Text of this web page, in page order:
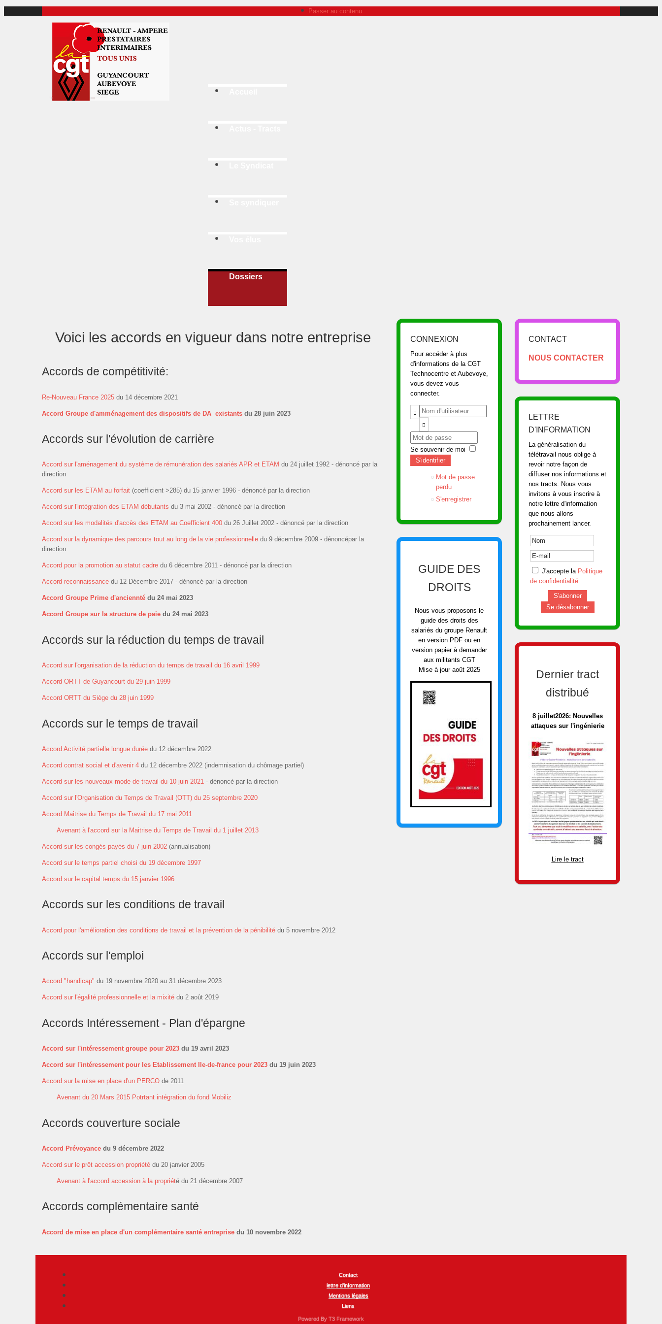
Dossiers
Passer au contenu
Voici les accords en vigueur dans notre entreprise
Accords de compétitivité:
Re-Nouveau France 2025 du 14 décembre 2021
Accord Groupe d'amménagement des dispositifs de DA existants du 28 juin 2023
Accords sur l'évolution de carrière
Accord sur l'aménagement du système de rémunération des salariés APR et ETAM du 24 juillet 1992 - dénoncé par la
direction
Accord sur les ETAM au forfait (coefficient >285) du 15 janvier 1996 - dénoncé par la direction
Accord sur l'intégration des ETAM débutants du 3 mai 2002 - dénoncé par la direction
Accord sur les modalités d'accès des ETAM au Coefficient 400 du 26 Juillet 2002 - dénoncé par la direction
Accord sur la dynamique des parcours tout au long de la vie professionnelle du 9 décembre 2009 - dénoncépar la
direction
Accord pour la promotion au statut cadre du 6 décembre 2011 - dénoncé par la direction
Accord reconnaissance du 12 Décembre 2017 - dénoncé par la direction
Accord Groupe Prime d'anciennté du 24 mai 2023
Accord Groupe sur la structure de paie du 24 mai 2023
Accords sur la réduction du temps de travail
Accord sur l'organisation de la réduction du temps de travail du 16 avril 1999
Accord ORTT de Guyancourt du 29 juin 1999
Accord ORTT du Siège du 28 juin 1999
Accords sur le temps de travail
Accord Activité partielle longue durée du 12 décembre 2022
Accord contrat social et d'avenir 4 du 12 décembre 2022 (indemnisation du chômage partiel)
Accord sur les nouveaux mode de travail du 10 juin 2021 - dénoncé par la direction
Accord sur l'Organisation du Temps de Travail (OTT) du 25 septembre 2020
Accord Maitrise du Temps de Travail du 17 mai 2011
Avenant à l'accord sur la Maitrise du Temps de Travail du 1 juillet 2013
Accord sur les congés payés du 7 juin 2002 (annualisation)
Accord sur le temps partiel choisi du 19 décembre 1997
Accord sur le capital temps du 15 janvier 1996
Accords sur les conditions de travail
Accord pour l'amélioration des conditions de travail et la prévention de la pénibilité du 5 novembre 2012
Accords sur l'emploi
Accord "handicap" du 19 novembre 2020 au 31 décembre 2023
Accord sur l'égalité professionnelle et la mixité du 2 août 2019
Accords Intéressement - Plan d'épargne
Accord sur l'intéressement groupe pour 2023 du 19 avril 2023
Accord sur l'intéressement pour les Etablissement Ile-de-france pour 2023 du 19 juin 2023
Accord sur la mise en place d'un PERCO de 2011
Avenant du 20 Mars 2015 Potrtant intégration du fond Mobiliz
Accords couverture sociale
Accord Prévoyance du 9 décembre 2022
Accord sur le prêt accession propriété du 20 janvier 2005
Avenant à l'accord accession à la propriété du 21 décembre 2007
Accords complémentaire santé
Accord de mise en place d'un complémentaire santé entreprise du 10 novembre 2022
CONNEXION
Pour accéder à plus
d'informations de la CGT
Technocentre et Aubevoye,
vous devez vous
connecter.
Se souvenir de moi
S'identifier
Mot de passe
perdu
S'enregistrer
CONTACT
NOUS CONTACTER
LETTRE
D'INFORMATION
La généralisation du
télétravail nous oblige à
revoir notre façon de
diffuser nos informations et
nos tracts. Nous vous
invitons à vous inscrire à
notre lettre d'information
que nous allons
prochainement lancer.
J'accepte la Politique
de confidentialité
GUIDE DES
DROITS
Nous vous proposons le
guide des droits des
salariés du groupe Renault
en version PDF ou en
version papier à demander
aux militants CGT
Mise à jour août 2025
Dernier tract
distribué
8 juillet2026: Nouvelles
attaques sur l'ingénierie
Lire le tract
Contact
lettre d'information
Mentions légales
Liens
Powered By T3 Framework